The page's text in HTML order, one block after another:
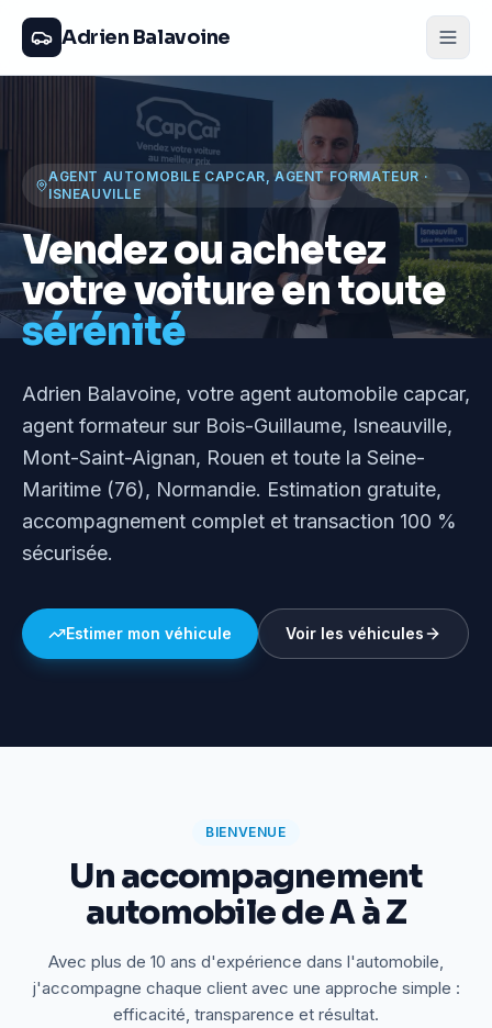
Adrien Balavoine
AGENT AUTOMOBILE CAPCAR, AGENT FORMATEUR ·
ISNEAUVILLE
Vendez ou achetez
votre voiture en toute
sérénité
Adrien Balavoine, votre agent automobile capcar,
agent formateur sur Bois-Guillaume, Isneauville,
Mont-Saint-Aignan, Rouen et toute la Seine-
Maritime (76), Normandie. Estimation gratuite,
accompagnement complet et transaction 100 %
sécurisée.
Estimer mon véhicule Voir les véhicules
BIENVENUE
Un accompagnement
automobile de A à Z
Avec plus de 10 ans d'expérience dans l'automobile,
j'accompagne chaque client avec une approche simple :
efficacité, transparence et résultat.